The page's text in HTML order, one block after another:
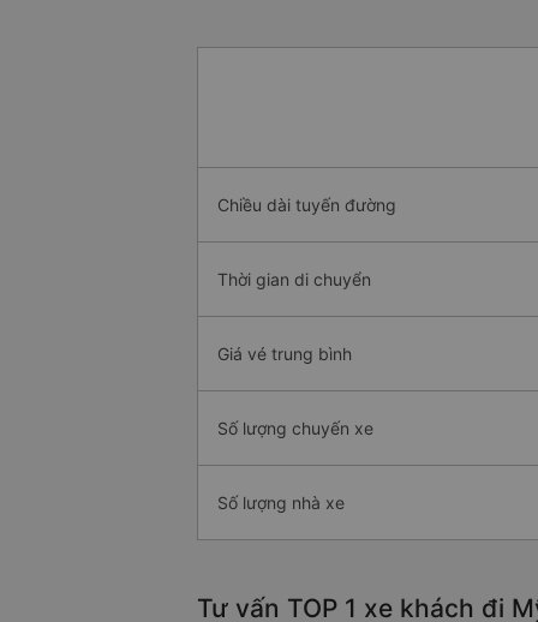
Chiều dài tuyến đường
Thời gian di chuyển
Giá vé trung bình
Số lượng chuyến xe
Số lượng nhà xe
Tư vấn TOP 1 xe khách đi